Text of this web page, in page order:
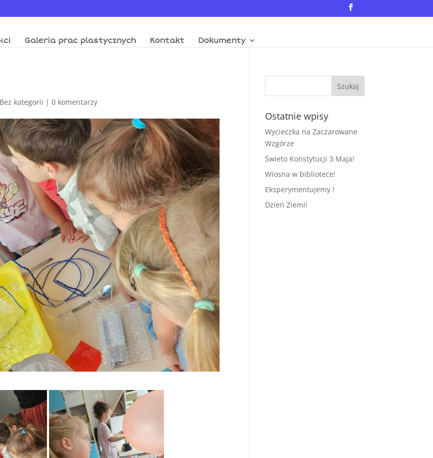
Galeria prac plastycznych Kontakt Dokumenty
Bez kategorii |0 komentarzy
Ostatnie wpisy
Wycieczka na Zaczarowane
Wzgórze
Świeto Konstytucji 3 Maja!
Wiosna w bibliotece!
Eksperymentujemy !
Dzień Ziemi!